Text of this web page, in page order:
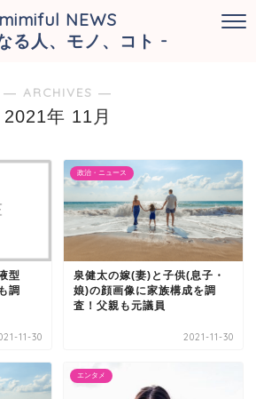
mimiful NEWS
る人、モノ、コト -
― ARCHIVES ―
2021年 11月
型
調
11-30
政治・ニュース
泉健太の嫁(妻)と子供(息子・
娘)の顔画像に家族構成を調
査！父親も元議員
2021-11-30
エンタメ